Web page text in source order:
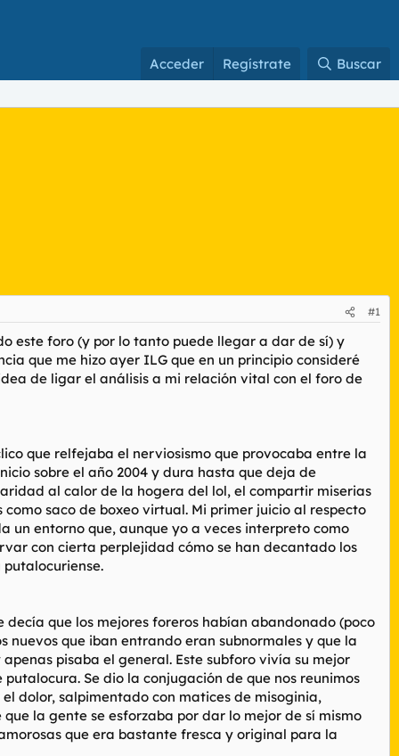
Acceder Regístrate Buscar
#1
este foro (y por lo tanto puede llegar a dar de sí) y
que me hizo ayer ILG que en un principio consideré
de ligar el análisis a mi relación vital con el foro de
que relfejaba el nerviosismo que provocaba entre la
sobre el año 2004 y dura hasta que deja de
al calor de la hogera del lol, el compartir miserias
saco de boxeo virtual. Mi primer juicio al respecto
entorno que, aunque yo a veces interpreto como
con cierta perplejidad cómo se han decantado los
decía que los mejores foreros habían abandonado (poco
que iban entrando eran subnormales y que la
pisaba el general. Este subforo vivía su mejor
Se dio la conjugación de que nos reunimos
dolor, salpimentado con matices de misoginia,
la gente se esforzaba por dar lo mejor de sí mismo
que era bastante fresca y original para la